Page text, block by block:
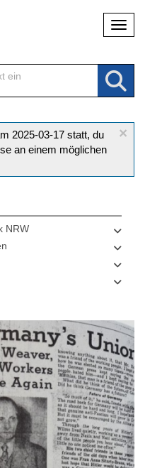
×
2025-03-17 statt, du
an einem möglichen
NRW